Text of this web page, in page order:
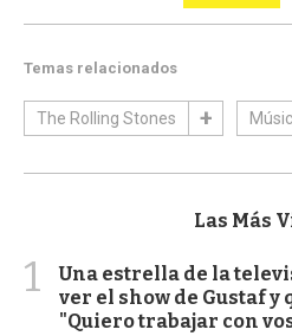
Temas relacionados
The Rolling Stones
Las Más
1
Una estrella de la
ver el show de Gustaf
"Quiero trabajar con